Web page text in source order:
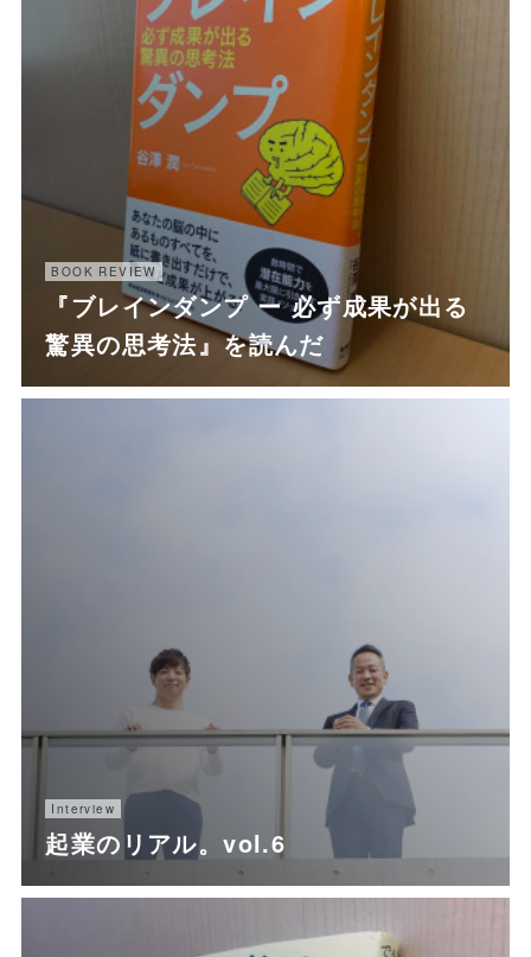
BOOK REVIEW
『ブレインダンプ ー 必ず成果が出る
驚異の思考法』を読んだ
Interview
起業のリアル。vol.6